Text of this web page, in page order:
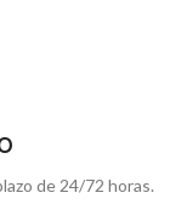
de 24/72 horas.